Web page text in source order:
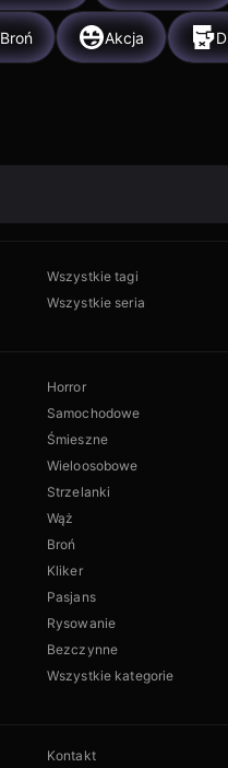
Broń Akcja
Wszystkie tagi
Wszystkie seria
Horror
Samochodowe
Śmieszne
Wieloosobowe
Strzelanki
Wąż
Broń
Kliker
Pasjans
Rysowanie
Bezczynne
Wszystkie kategorie
Kontakt